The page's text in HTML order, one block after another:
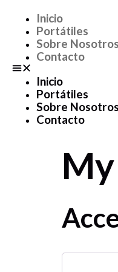
Inicio
Portátiles
Sobre Nosotros
Contacto
Inicio
Portátiles
Sobre Nosotros
Contacto